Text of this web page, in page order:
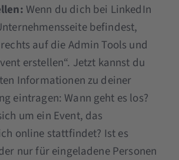
Wenn du dich bei LinkedIn
befindest,
auf die Admin Tools und
erstellen“. Jetzt kannst du
Informationen zu deiner
eintragen: Wann geht es los?
um ein Event, das
online stattfindet? Ist es
nur für eingeladene Personen